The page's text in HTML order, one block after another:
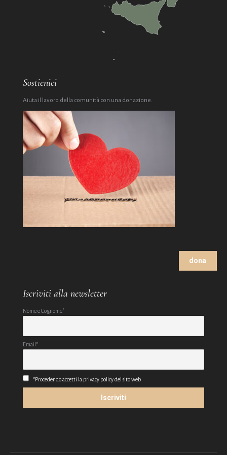
Sostienici
Aiuta il lavoro della comunità con una donazione.
dona
Iscriviti alla newsletter
Nome e Cognome*
Email*
*Procedendo accetti la privacy policy del sito web